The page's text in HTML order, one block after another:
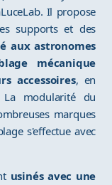
Il propose
supports et des
aux astronomes
mécanique
accessoires, en
La modularité du
marques
s'effectue avec
usinés avec une